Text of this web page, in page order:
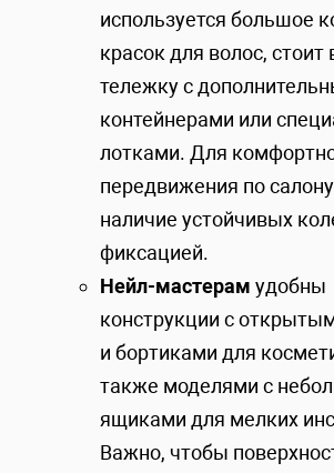
используется большое
красок для волос, стоит
тележку с
контейнерами или
лотками. Для
передвижения по
наличие устойчивых
фиксацией.
Нейл-мастерам удобны
конструкции с
и бортиками для
также моделями с
ящиками для мелких
Важно, чтобы